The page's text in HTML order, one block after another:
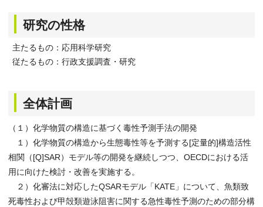
研究の性格
主たるもの：応用科学研究
従たるもの：行政支援調査・研究
全体計画
（１）化学物質の構造に基づく毒性予測手法の開発
１）化学物質の構造から生態毒性等を予測する[定量的]構造活性
相関（[Q]SAR）モデル等の開発を継続しつつ、OECDにおける活
用に向けた検討・改善を実施する。
２）化審法に対応したQSARモデル「KATE」について、魚類致
死毒性および甲殻類遊泳阻害に関する急性毒性予測のための部分構